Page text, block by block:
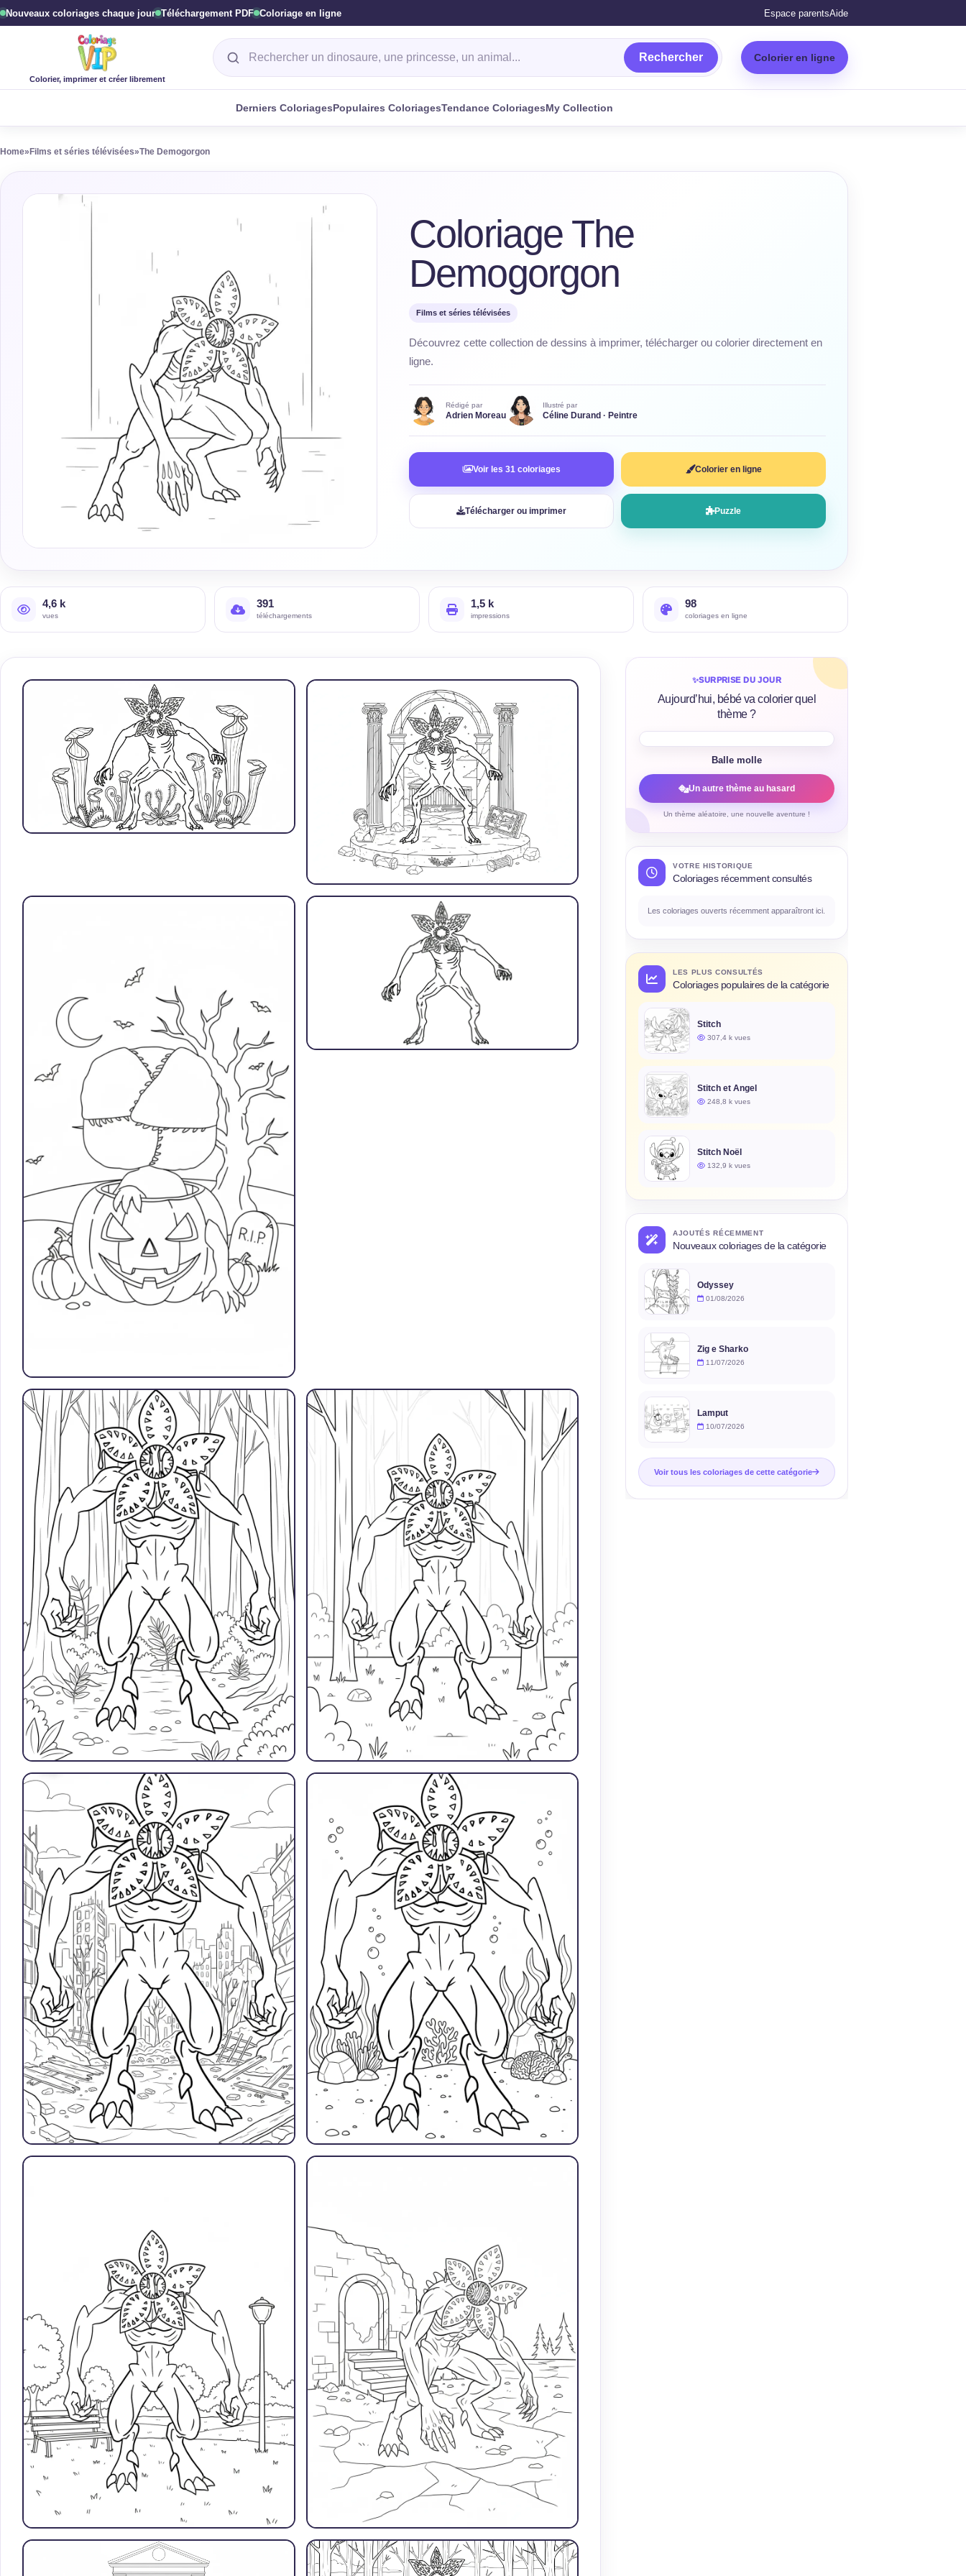
Nouveaux coloriages chaque jour Téléchargement PDF Coloriage en ligne Espace parentsAide
Colorier, imprimer et créer librement
Rechercher un coloriage
Rechercher Colorier en ligne
Derniers ColoriagesPopulaires ColoriagesTendance ColoriagesMy Collection
Home» Films et séries télévisées»The Demogorgon
Coloriage The
Demogorgon
Films et séries télévisées
Découvrez cette collection de dessins à imprimer, télécharger ou colorier directement en
ligne.
Rédigé par
Adrien Moreau
Illustré par
Céline Durand · Peintre
Voir les 31 coloriages Colorier en ligne
Télécharger ou imprimer Puzzle
4,6 k
vues
391
téléchargements
1,5 k
impressions
98
coloriages en ligne
✨SURPRISE DU JOUR
Aujourd’hui, bébé va colorier quel
thème ?
Balle molle
Un autre thème au hasard
Un thème aléatoire, une nouvelle aventure !
VOTRE HISTORIQUE
Coloriages récemment consultés
Les coloriages ouverts récemment apparaîtront ici.
LES PLUS CONSULTÉS
Coloriages populaires de la catégorie
Stitch
307,4 k vues
Stitch et Angel
248,8 k vues
Stitch Noël
132,9 k vues
AJOUTÉS RÉCEMMENT
Nouveaux coloriages de la catégorie
Odyssey
01/08/2026
Zig e Sharko
11/07/2026
Lamput
10/07/2026
Voir tous les coloriages de cette catégorie